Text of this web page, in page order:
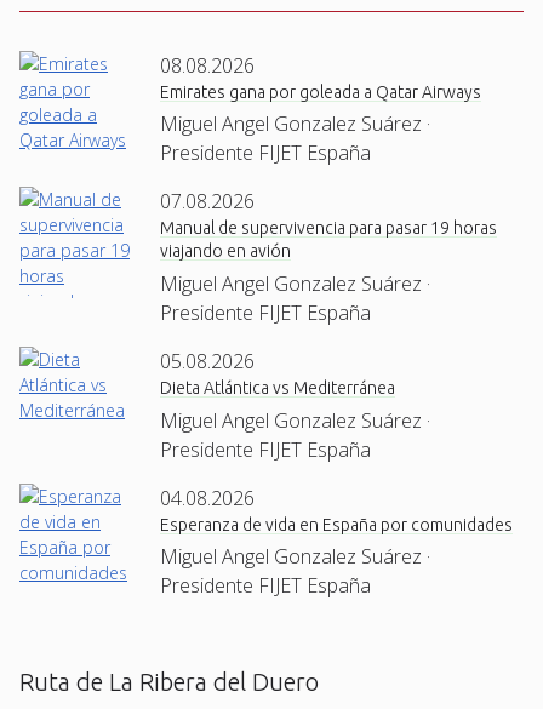
08.08.2026
Emirates gana por goleada a Qatar Airways
Miguel Angel Gonzalez Suárez ·
Presidente FIJET España
07.08.2026
Manual de supervivencia para pasar 19 horas
viajando en avión
Miguel Angel Gonzalez Suárez ·
Presidente FIJET España
05.08.2026
Dieta Atlántica vs Mediterránea
Miguel Angel Gonzalez Suárez ·
Presidente FIJET España
04.08.2026
Esperanza de vida en España por comunidades
Miguel Angel Gonzalez Suárez ·
Presidente FIJET España
Ruta de La Ribera del Duero